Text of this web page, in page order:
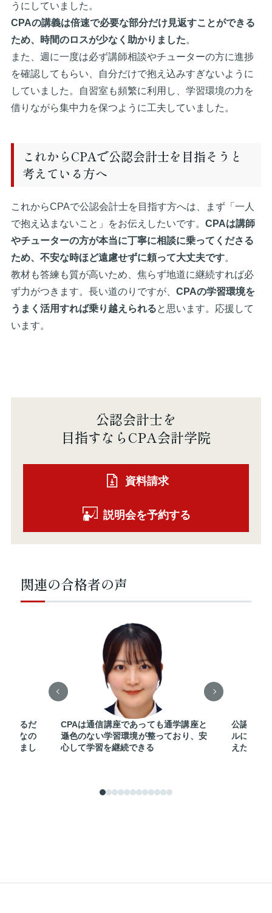
うにしていました。
CPAの講義は倍速で必要な部分だけ見返すことができる
ため、時間のロスが少なく助かりました。
また、週に一度は必ず講師相談やチューターの方に進捗
を確認してもらい、自分だけで抱え込みすぎないように
していました。自習室も頻繁に利用し、学習環境の力を
借りながら集中力を保つように工夫していました。
これからCPAで公認会計士を目指そうと
考えている方へ
これからCPAで公認会計士を目指す方へは、まず「一人
で抱え込まないこと」をお伝えしたいです。 CPAは講師
やチューターの方が本当に丁寧に相談に乗ってくださる
ため、不安な時ほど遠慮せずに頼って大丈夫です。
教材も答練も質が高いため、焦らず地道に継続すれば必
ず力がつきます。長い道のりですが、 CPAの学習環境を
うまく活用すれば乗り越えられると思います。応援して
います。
公認会計士を
目指すならCPA会計学院
資料請求
説明会を予約する
関連の合格者の声
えるだ
義なの
きまし
CPAは通信講座であっても通学講座と
遜色のない学習環境が整っており、安
心して学習を継続できる
公認会計
ルに活躍
えたから